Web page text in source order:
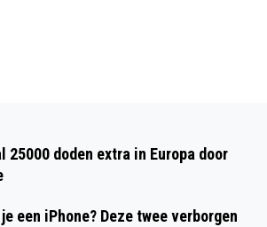
25000 doden extra in Europa door
een iPhone? Deze twee verborgen